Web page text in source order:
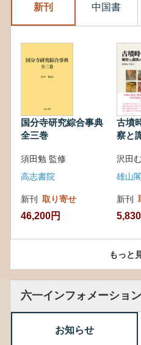
新刊 中国書
国分寺研究綜合事典
全三巻
須田勉 監修
高志書院
新刊 取り寄せ
46,200円
古墳
察と
沢田
雄山閣
新刊
もっと
六一インフォメーション
お知らせ